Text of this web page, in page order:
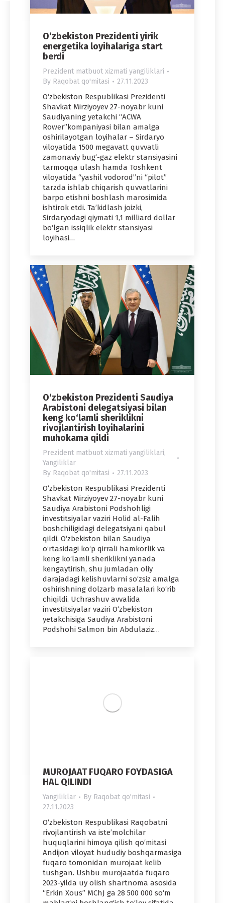
O‘zbekiston Prezidenti yirik
energetika loyihalariga start
berdi
Prezident matbuot xizmati yangiliklari
By Raqobat qo'mitasi 27.11.2023
O‘zbekiston Respublikasi Prezidenti
Shavkat Mirziyoyev 27-noyabr kuni
Saudiyaning yetakchi “AСWA
Rower”kompaniyasi bilan amalga
oshirilayotgan loyihalar – Sirdaryo
viloyatida 1500 megavatt quvvatli
zamonaviy bug‘-gaz elektr stansiyasini
tarmoqqa ulash hamda Toshkent
viloyatida “yashil vodorod”ni “pilot”
tarzda ishlab chiqarish quvvatlarini
barpo etishni boshlash marosimida
ishtirok etdi. Ta’kidlash joizki,
Sirdaryodagi qiymati 1,1 milliard dollar
bo‘lgan issiqlik elektr stansiyasi
loyihasi…
O‘zbekiston Prezidenti Saudiya
Arabistoni delegatsiyasi bilan
keng ko‘lamli sheriklikni
rivojlantirish loyihalarini
muhokama qildi
Prezident matbuot xizmati yangiliklari,
Yangiliklar
By Raqobat qo'mitasi 27.11.2023
O‘zbekiston Respublikasi Prezidenti
Shavkat Mirziyoyev 27-noyabr kuni
Saudiya Arabistoni Podshohligi
investitsiyalar vaziri Holid al-Falih
boshchiligidagi delegatsiyani qabul
qildi. O‘zbekiston bilan Saudiya
o‘rtasidagi ko‘p qirrali hamkorlik va
keng ko‘lamli sheriklikni yanada
kengaytirish, shu jumladan oliy
darajadagi kelishuvlarni so‘zsiz amalga
oshirishning dolzarb masalalari ko‘rib
chiqildi. Uchrashuv avvalida
investitsiyalar vaziri O‘zbekiston
yetakchisiga Saudiya Arabistoni
Podshohi Salmon bin Abdulaziz…
MUROJAAT FUQARO FOYDASIGA
HAL QILINDI
Yangiliklar By Raqobat qo'mitasi
27.11.2023
O‘zbekiston Respublikasi Raqobatni
rivojlantirish va iste’molchilar
huquqlarini himoya qilish qo‘mitasi
Andijon viloyat hududiy boshqarmasiga
fuqaro tomonidan murojaat kelib
tushgan. Ushbu murojaatda fuqaro
2023-yilda uy olish shartnoma asosida
“Erkin Xous” MChJ ga 28 500 000 so‘m